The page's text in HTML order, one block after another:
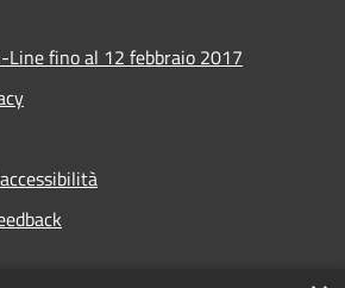
Line fino al 12 febbraio 2017